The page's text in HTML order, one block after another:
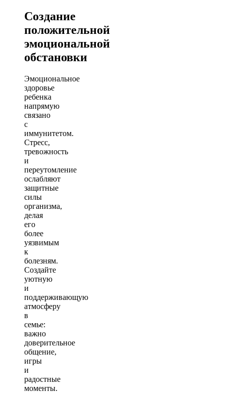
Создание
положительной
эмоциональной
обстановки
Эмоциональное
здоровье
ребенка
напрямую
связано
с
иммунитетом.
Стресс,
тревожность
и
переутомление
ослабляют
защитные
силы
организма,
делая
его
более
уязвимым
к
болезням.
Создайте
уютную
и
поддерживающую
атмосферу
в
семье:
важно
доверительное
общение,
игры
и
радостные
моменты.